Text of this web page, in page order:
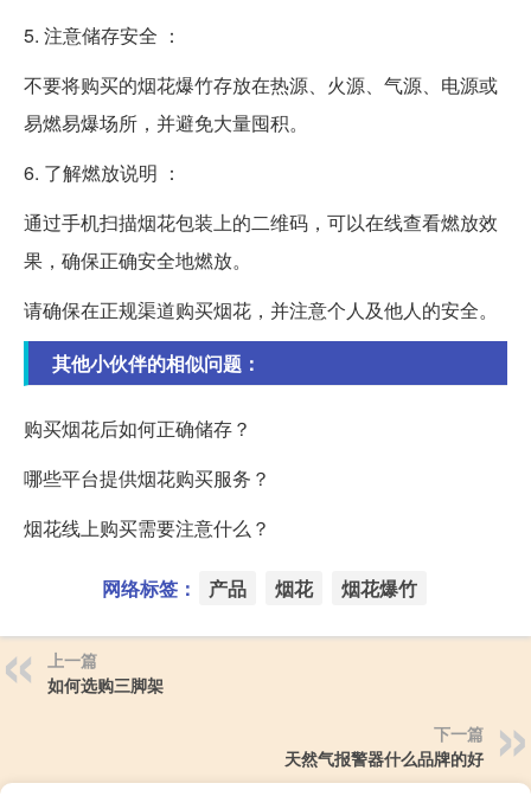
5. 注意储存安全 ：
不要将购买的烟花爆竹存放在热源、火源、气源、电源或
易燃易爆场所，并避免大量囤积。
6. 了解燃放说明 ：
通过手机扫描烟花包装上的二维码，可以在线查看燃放效
果，确保正确安全地燃放。
请确保在正规渠道购买烟花，并注意个人及他人的安全。
其他小伙伴的相似问题：
购买烟花后如何正确储存？
哪些平台提供烟花购买服务？
烟花线上购买需要注意什么？
网络标签： 产品 烟花 烟花爆竹
上一篇
如何选购三脚架
下一篇
天然气报警器什么品牌的好